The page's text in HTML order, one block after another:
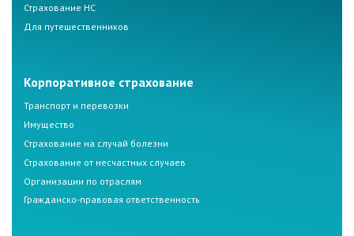
Страхование НС
Для путешественников
Корпоративное страхование
Транспорт и перевозки
Имущество
Страхование на случай болезни
Страхование от несчастных случаев
Организации по отраслям
Гражданско-правовая ответственность